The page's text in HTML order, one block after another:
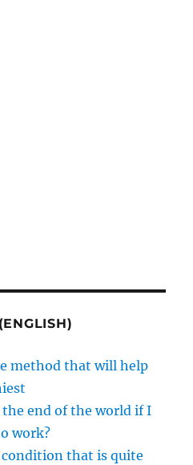
method that will help
end of the world if I
work?
condition that is quite